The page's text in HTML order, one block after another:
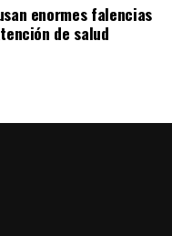
enormes falencias
de salud